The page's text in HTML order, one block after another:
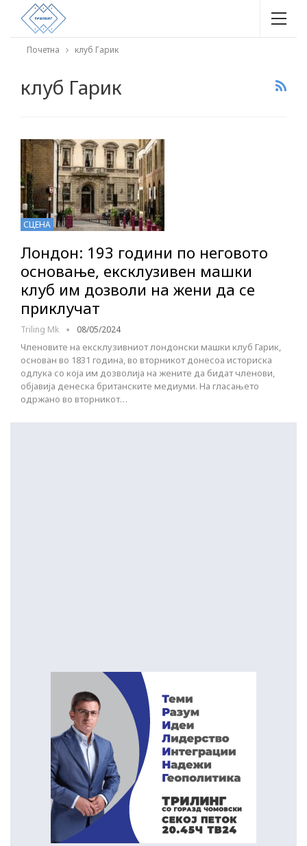
Почетна клуб Гарик
клуб Гарик
СЦЕНА
Лондон: 193 години по неговото
основање, ексклузивен машки
клуб им дозволи на жени да се
приклучат
Triling Mk 08/05/2024
Членовите на ексклузивниот лондонски машки клуб Гарик,
основан во 1831 година, во вторникот донесоа историска
одлука со која им дозволија на жените да бидат членови,
објавија денеска британските медиуми. На гласањето
одржано во вторникот…